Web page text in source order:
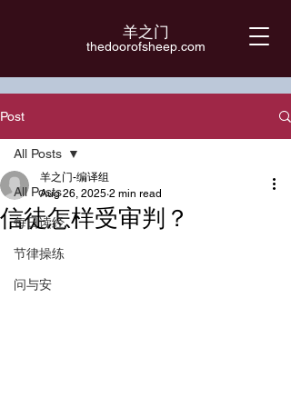
羊之门
​thedoorofsheep.com
Post
All Posts
每日读经
节律操练
问与安
All Posts
信徒怎样受审判？
羊之门-编译组
Aug 26, 2025 2 min read